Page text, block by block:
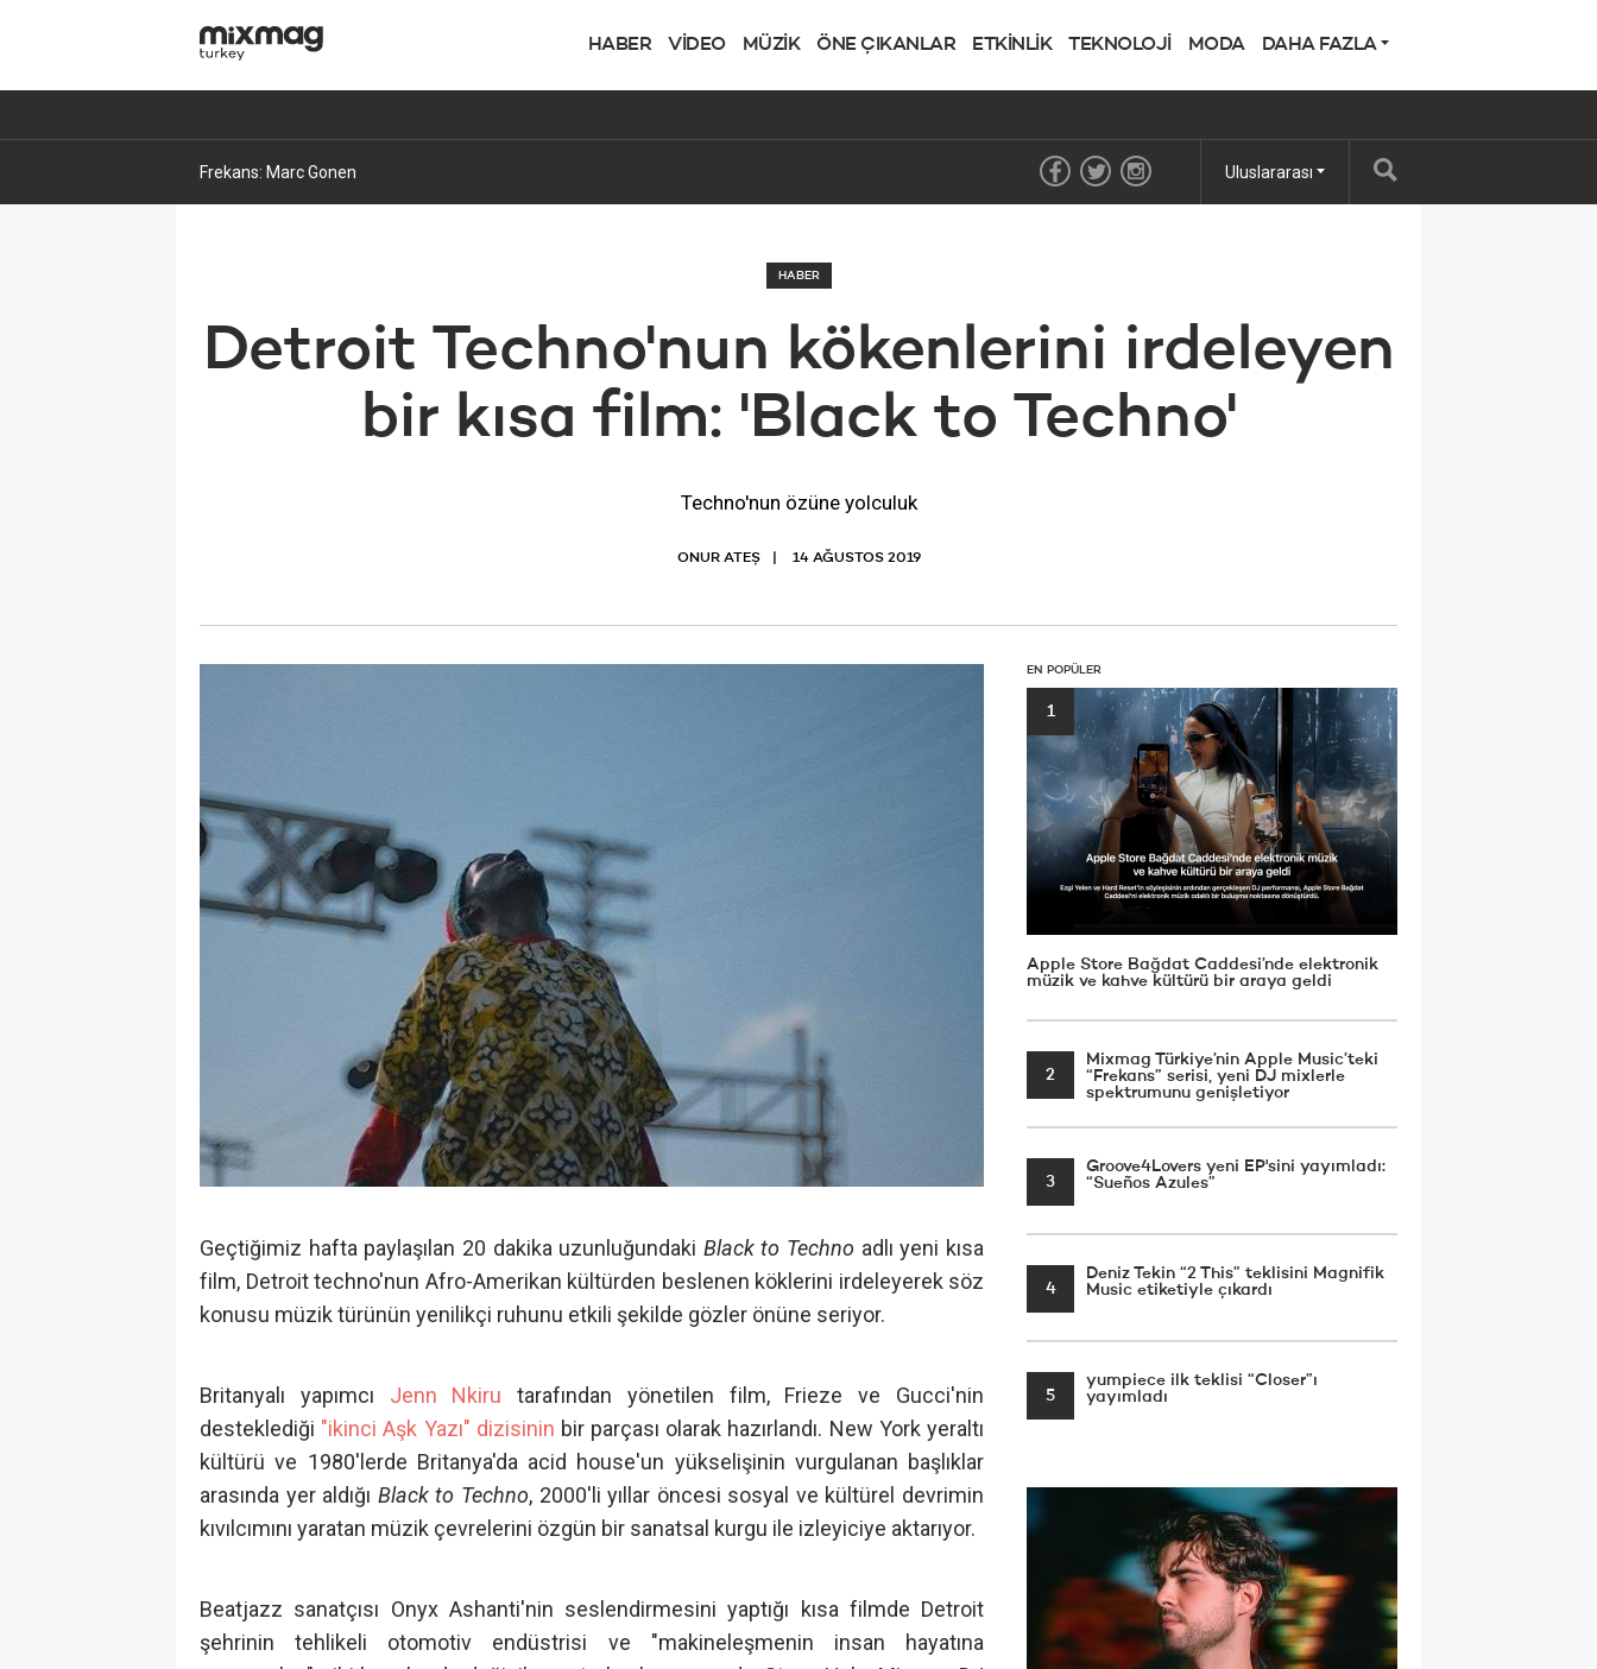
HABER VİDEO MÜZİK ÖNE ÇIKANLAR ETKİNLİK TEKNOLOJİ MODA DAHA FAZLA
Frekans: Marc Gonen Uluslararası
HABER
Detroit Techno'nun kökenlerini irdeleyen
bir kısa film: 'Black to Techno'
Techno'nun özüne yolculuk
ONUR ATEŞ 14 AĞUSTOS 2019
Geçtiğimiz hafta paylaşılan 20 dakika uzunluğundaki Black to Techno adlı yeni kısa
film, Detroit techno'nun Afro-Amerikan kültürden beslenen köklerini irdeleyerek söz
konusu müzik türünün yenilikçi ruhunu etkili şekilde gözler önüne seriyor.
Britanyalı yapımcı Jenn Nkiru tarafından yönetilen film, Frieze ve Gucci'nin
desteklediği "ikinci Aşk Yazı" dizisinin bir parçası olarak hazırlandı. New York yeraltı
kültürü ve 1980'lerde Britanya'da acid house'un yükselişinin vurgulanan başlıklar
arasında yer aldığı Black to Techno, 2000'li yıllar öncesi sosyal ve kültürel devrimin
kıvılcımını yaratan müzik çevrelerini özgün bir sanatsal kurgu ile izleyiciye aktarıyor.
Beatjazz sanatçısı Onyx Ashanti'nin seslendirmesini yaptığı kısa filmde Detroit
şehrinin tehlikeli otomotiv endüstrisi ve "makineleşmenin insan hayatına
EN POPÜLER
1
Apple Store Bağdat Caddesi’nde elektronik
müzik ve kahve kültürü bir araya geldi
2
Mixmag Türkiye’nin Apple Music’teki
“Frekans” serisi, yeni DJ mixlerle
spektrumunu genişletiyor
3
Groove4Lovers yeni EP'sini yayımladı:
“Sueños Azules”
4
Deniz Tekin “2 This” teklisini Magnifik
Music etiketiyle çıkardı
5
yumpiece ilk teklisi “Closer”ı
yayımladı